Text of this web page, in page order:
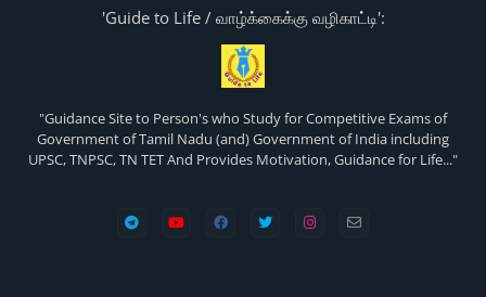
'Guide to Life / வாழ்க்கைக்கு வழிகாட்டி':
"Guidance Site to Person's who Study for Competitive Exams of
Government of Tamil Nadu (and) Government of India including
UPSC, TNPSC, TN TET And Provides Motivation, Guidance for Life..."